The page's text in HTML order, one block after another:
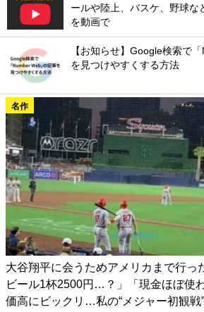
ールや陸上、バスケ、野球な
を動画で
【お知らせ】Google検索で
を見つけやすくする方法
名作
大谷翔平に会うためアメリカまで行っ
ビール1杯2500円…？」「現金ほぼ使
価高にビックリ…私の“メジャー初観戦